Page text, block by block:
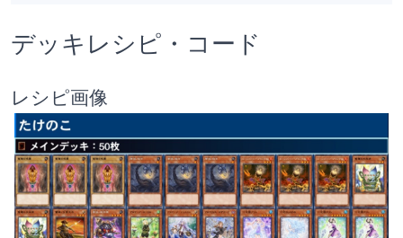
デッキレシピ・コード
レシピ画像